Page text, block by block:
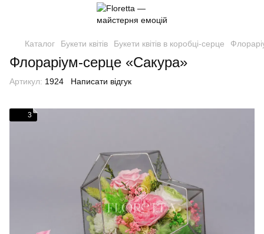
Каталог Букети квітів Букети квітів в коробці-серце
Флораріум-серце «Сакура»
Артикул: 1924 Написати відгук
3